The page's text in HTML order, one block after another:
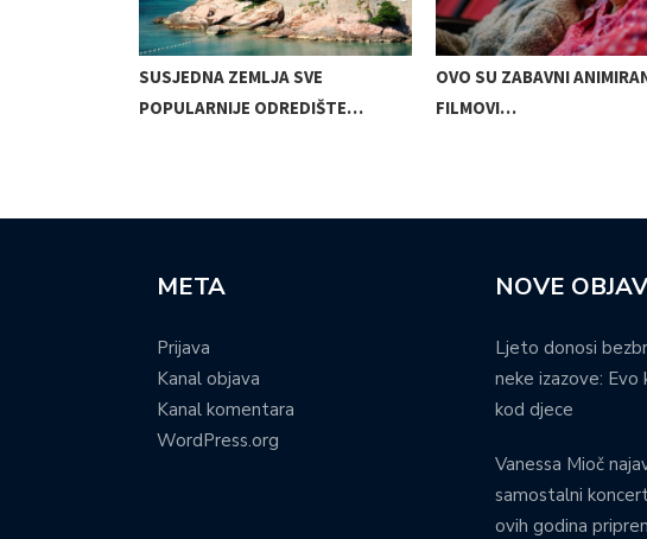
SUSJEDNA ZEMLJA SVE
POPULARNIJE ODREDIŠTE…
OVO SU ZABAVNI
FILMOVI…
META
Prijava
Kanal objava
Kanal komentara
WordPress.org
NOVE
Ljeto donosi
neke izazove: Evo
kod djece
Vanessa Mioč
samostalni
ovih godina